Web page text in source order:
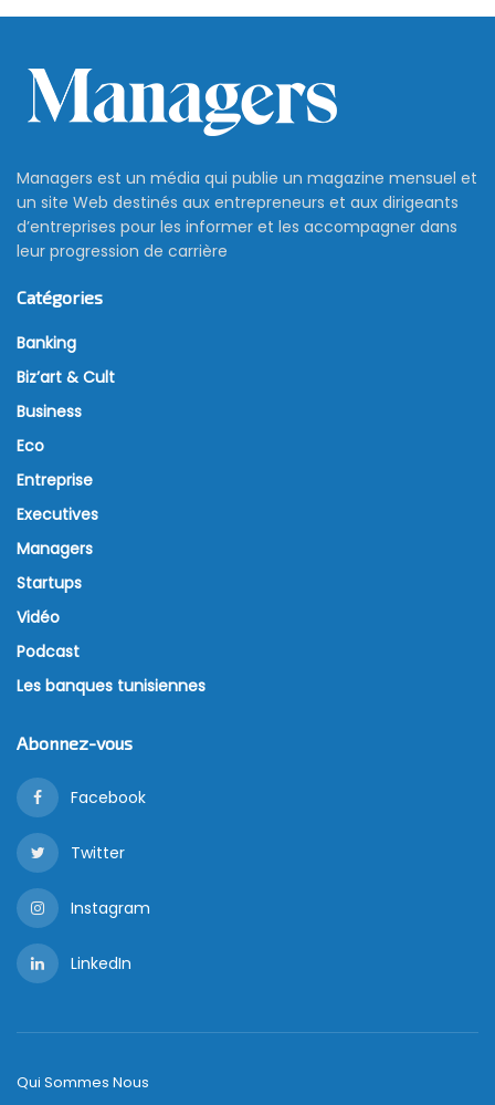
Managers est un média qui publie un magazine mensuel et
un site Web destinés aux entrepreneurs et aux dirigeants
d’entreprises pour les informer et les accompagner dans
leur progression de carrière
Catégories
Banking
Biz’art & Cult
Business
Eco
Entreprise
Executives
Managers
Startups
Vidéo
Podcast
Les banques tunisiennes
Abonnez-vous
Facebook
Twitter
Instagram
LinkedIn
Qui Sommes Nous